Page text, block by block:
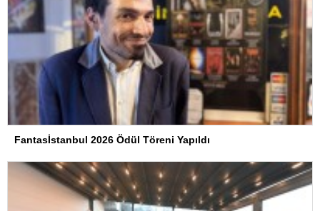
Fantasİstanbul 2026 Ödül Töreni Yapıldı